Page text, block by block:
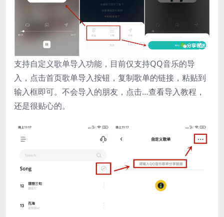
支持自定义歌单导入功能，目前仅支持QQ音乐的导
入，点击首页歌单导入按钮，复制歌单的链接，粘贴到
输入框即可。不会导入的朋友，点击…查看导入教程，
还是很贴心的。